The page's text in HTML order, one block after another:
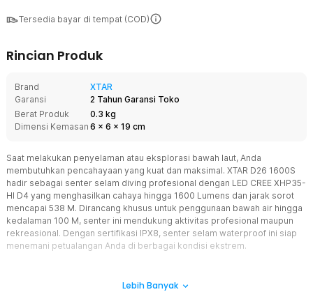
Tersedia bayar di tempat (COD)
Rincian Produk
Brand
XTAR
Garansi
2 Tahun Garansi Toko
Berat Produk
0.3 kg
Dimensi Kemasan 6 x 6 x 19 cm
Saat melakukan penyelaman atau eksplorasi bawah laut, Anda
membutuhkan pencahayaan yang kuat dan maksimal. XTAR D26 1600S
hadir sebagai senter selam diving profesional dengan LED CREE XHP35-
HI D4 yang menghasilkan cahaya hingga 1600 Lumens dan jarak sorot
mencapai 538 M. Dirancang khusus untuk penggunaan bawah air hingga
kedalaman 100 M, senter ini mendukung aktivitas profesional maupun
rekreasional. Dengan sertifikasi IPX8, senter selam waterproof ini siap
menemani petualangan Anda di berbagai kondisi ekstrem.
Lebih Banyak